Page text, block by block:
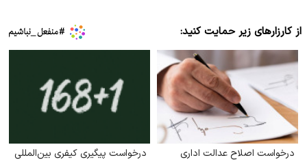
از کارزارهای زیر حمایت کنید:
درخواست اصلاح عدالت اداری
درخواست پیگیری کیفری بین‌المللی